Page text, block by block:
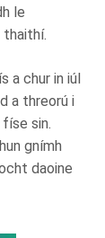
le
thaithí.
a chur in iúl
a threorú i
sin.
gnímh
daoine